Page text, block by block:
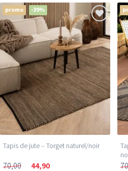
promo -39%
Tapis de jute – Torget naturel/noir
70,00 44,90